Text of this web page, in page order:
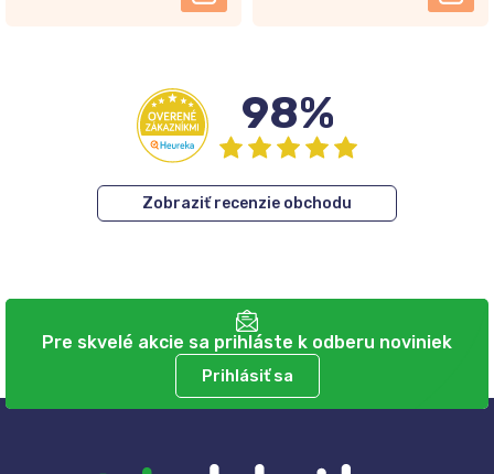
98%
Zobraziť recenzie obchodu
Pre skvelé akcie sa prihláste k odberu noviniek
Prihlásiť sa